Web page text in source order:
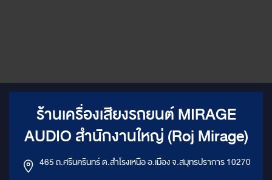
ร้านเครื่องเสียงรถยนต์ MIRAGE
AUDIO สำนักงานใหญ่ (Roj Mirage)
465 ถ.ศรีนครินทร์ ต.สำโรงเหนือ อ.เมือง จ.สมุทรปราการ 10270